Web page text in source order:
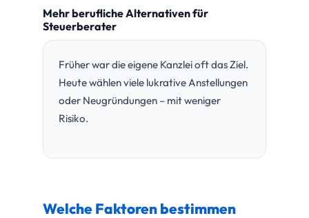
Mehr berufliche Alternativen für
Steuerberater
Früher war die eigene Kanzlei oft das Ziel.
Heute wählen viele lukrative Anstellungen
oder Neugründungen – mit weniger
Risiko.
Welche Faktoren bestimmen